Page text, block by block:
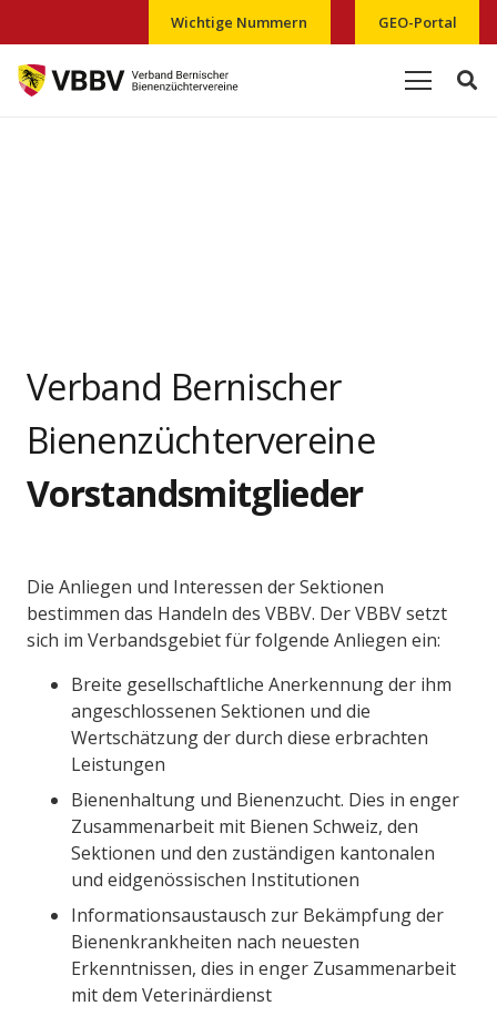
Wichtige Nummern GEO-Portal
Verband Bernischer
Bienenzüchtervereine
Vorstandsmitglieder
Die Anliegen und Interessen der Sektionen
bestimmen das Handeln des VBBV. Der VBBV setzt
sich im Verbandsgebiet für folgende Anliegen ein:
Breite gesellschaftliche Anerkennung der ihm
angeschlossenen Sektionen und die
Wertschätzung der durch diese erbrachten
Leistungen
Bienenhaltung und Bienenzucht. Dies in enger
Zusammenarbeit mit Bienen Schweiz, den
Sektionen und den zuständigen kantonalen
und eidgenössischen Institutionen
Informationsaustausch zur Bekämpfung der
Bienenkrankheiten nach neuesten
Erkenntnissen, dies in enger Zusammenarbeit
mit dem Veterinärdienst